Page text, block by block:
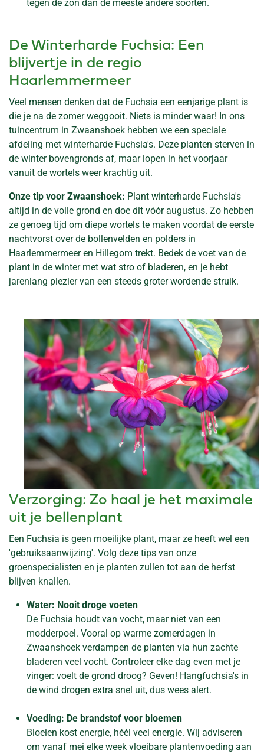
tegen de zon dan de meeste andere soorten.
De Winterharde Fuchsia: Een
blijvertje in de regio
Haarlemmermeer
Veel mensen denken dat de Fuchsia een eenjarige plant is
die je na de zomer weggooit. Niets is minder waar! In ons
tuincentrum in Zwaanshoek hebben we een speciale
afdeling met winterharde Fuchsia's. Deze planten sterven in
de winter bovengronds af, maar lopen in het voorjaar
vanuit de wortels weer krachtig uit.
Onze tip voor Zwaanshoek: Plant winterharde Fuchsia's
altijd in de volle grond en doe dit vóór augustus. Zo hebben
ze genoeg tijd om diepe wortels te maken voordat de eerste
nachtvorst over de bollenvelden en polders in
Haarlemmermeer en Hillegom trekt. Bedek de voet van de
plant in de winter met wat stro of bladeren, en je hebt
jarenlang plezier van een steeds groter wordende struik.
Verzorging: Zo haal je het maximale
uit je bellenplant
Een Fuchsia is geen moeilijke plant, maar ze heeft wel een
'gebruiksaanwijzing'. Volg deze tips van onze
groenspecialisten en je planten zullen tot aan de herfst
blijven knallen.
Water: Nooit droge voeten
De Fuchsia houdt van vocht, maar niet van een
modderpoel. Vooral op warme zomerdagen in
Zwaanshoek verdampen de planten via hun zachte
bladeren veel vocht. Controleer elke dag even met je
vinger: voelt de grond droog? Geven! Hangfuchsia's in
de wind drogen extra snel uit, dus wees alert.
Voeding: De brandstof voor bloemen
Bloeien kost energie, héél veel energie. Wij adviseren
om vanaf mei elke week vloeibare plantenvoeding aan